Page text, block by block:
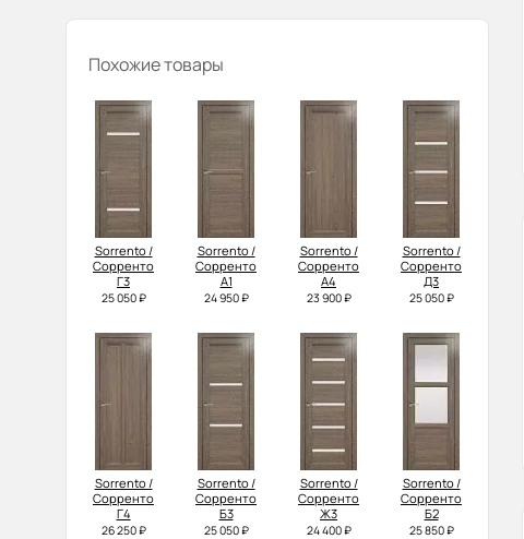
Похожие товары
Sorrento /
Сорренто
Г3
25 050 ₽
Sorrento /
Сорренто
А1
24 950 ₽
Sorrento /
Сорренто
А4
23 900 ₽
Sorrento /
Сорренто
Д3
25 050 ₽
Sorrento /
Сорренто
Г4
26 250 ₽
Sorrento /
Сорренто
Б3
25 050 ₽
Sorrento /
Сорренто
Ж3
24 400 ₽
Sorrento /
Сорренто
Б2
25 850 ₽